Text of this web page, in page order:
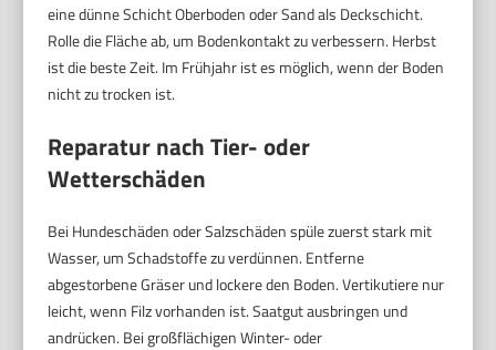
eine dünne Schicht Oberboden oder Sand als Deckschicht.
Rolle die Fläche ab, um Bodenkontakt zu verbessern. Herbst
ist die beste Zeit. Im Frühjahr ist es möglich, wenn der Boden
nicht zu trocken ist.
Reparatur nach Tier- oder
Wetterschäden
Bei Hundeschäden oder Salzschäden spüle zuerst stark mit
Wasser, um Schadstoffe zu verdünnen. Entferne
abgestorbene Gräser und lockere den Boden. Vertikutiere nur
leicht, wenn Filz vorhanden ist. Saatgut ausbringen und
andrücken. Bei großflächigen Winter- oder